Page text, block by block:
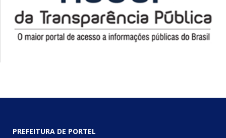
PREFEITURA DE PORTEL